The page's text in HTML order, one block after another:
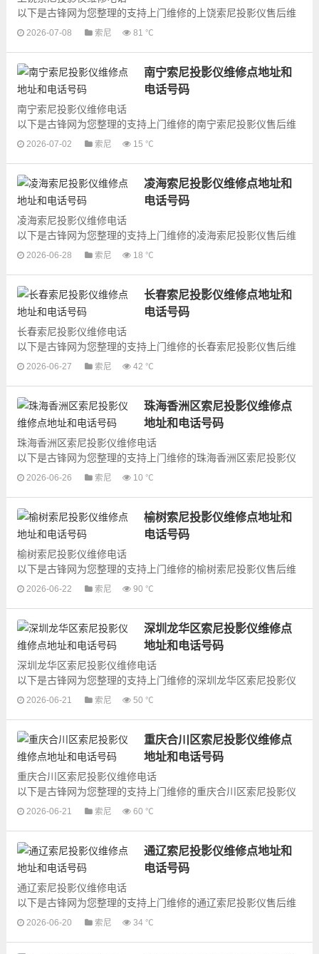
以下是古锋网为您整理的支持上门维修的上饶索尼投影仪售后维
修网点地址和号码信息，可以为您提供索尼投影仪的各种型号投
2026-07-08 索尼 81 ℃
南宁索尼投影仪维修点地址和
电话号码
南宁索尼投影仪维修电话
以下是古锋网为您整理的支持上门维修的南宁索尼投影仪售后维
修网点地址和号码信息，可以为您提供索尼投影仪的各种型号投
2026-07-02 索尼 15 ℃
凌海索尼投影仪维修点地址和
电话号码
凌海索尼投影仪维修电话
以下是古锋网为您整理的支持上门维修的凌海索尼投影仪售后维
修网点地址和号码信息，可以为您提供索尼投影仪的各种型号投
2026-06-28 索尼 18 ℃
长春索尼投影仪维修点地址和
电话号码
长春索尼投影仪维修电话
以下是古锋网为您整理的支持上门维修的长春索尼投影仪售后维
修网点地址和号码信息，可以为您提供索尼投影仪的各种型号投
2026-06-27 索尼 42 ℃
珠海香洲区索尼投影仪维修点
地址和电话号码
珠海香洲区索尼投影仪维修电话
以下是古锋网为您整理的支持上门维修的珠海香洲区索尼投影仪
售后维修网点地址和号码信息，可以为您提供索尼投影仪的各种
2026-06-26 索尼 10 ℃
榆树索尼投影仪维修点地址和
电话号码
榆树索尼投影仪维修电话
以下是古锋网为您整理的支持上门维修的榆树索尼投影仪售后维
修网点地址和号码信息，可以为您提供索尼投影仪的各种型号投
2026-06-22 索尼 90 ℃
深圳龙华区索尼投影仪维修点
地址和电话号码
深圳龙华区索尼投影仪维修电话
以下是古锋网为您整理的支持上门维修的深圳龙华区索尼投影仪
售后维修网点地址和号码信息，可以为您提供索尼投影仪的各种
2026-06-21 索尼 50 ℃
重庆合川区索尼投影仪维修点
地址和电话号码
重庆合川区索尼投影仪维修电话
以下是古锋网为您整理的支持上门维修的重庆合川区索尼投影仪
售后维修网点地址和号码信息，可以为您提供索尼投影仪的各种
2026-06-21 索尼 60 ℃
通辽索尼投影仪维修点地址和
电话号码
通辽索尼投影仪维修电话
以下是古锋网为您整理的支持上门维修的通辽索尼投影仪售后维
修网点地址和号码信息，可以为您提供索尼投影仪的各种型号投
2026-06-20 索尼 34 ℃